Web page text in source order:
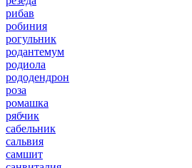
рибав
робиния
рогульник
родантемум
родиола
рододендрон
роза
ромашка
рябчик
сабельник
сальвия
самшит